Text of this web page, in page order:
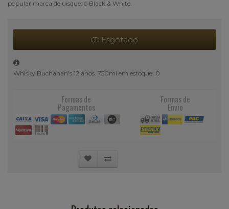
popular marca de uísque: o Black & White.
Esgotado
Whisky Buchanan's 12 anos. 750ml em estoque: 0
Formas de
Pagamentos
Formas de
Envio